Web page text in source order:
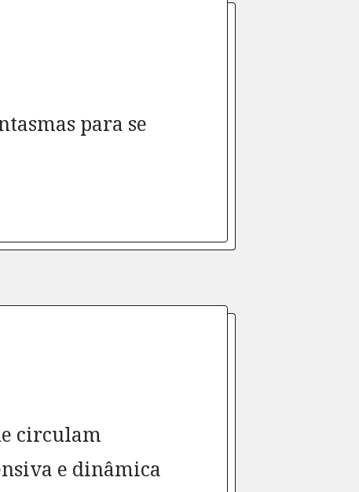
para se
circulam
e dinâmica